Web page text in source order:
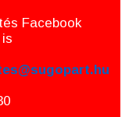
Facebook